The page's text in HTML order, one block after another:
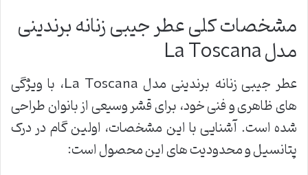
مشخصات کلی عطر جیبی زنانه برندینی
مدل La Toscana
عطر جیبی زنانه برندینی مدل La Toscana، با ویژگی
های ظاهری و فنی خود، برای قشر وسیعی از بانوان طراحی
شده است. آشنایی با این مشخصات، اولین گام در درک
پتانسیل و محدودیت های این محصول است: